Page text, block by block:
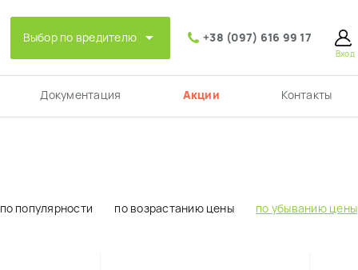
Выбор по вредителю +38 (097) 616 99 17
Вход
Документация Акции Контакты
по популярности по возрастанию цены по убыванию цены